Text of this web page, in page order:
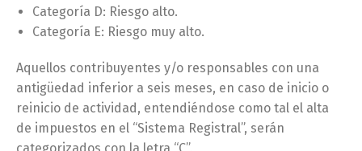
Categoría D: Riesgo alto.
Categoría E: Riesgo muy alto.
Aquellos contribuyentes y/o responsables con una
antigüedad inferior a seis meses, en caso de inicio o
reinicio de actividad, entendiéndose como tal el alta
de impuestos en el “Sistema Registral”, serán